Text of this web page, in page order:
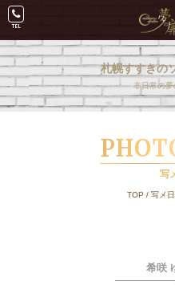
札幌すすきの
非日常の夢
写
TOP / 写メ
希咲